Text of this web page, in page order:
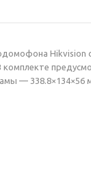
Hikvision
— 338.8×134×56